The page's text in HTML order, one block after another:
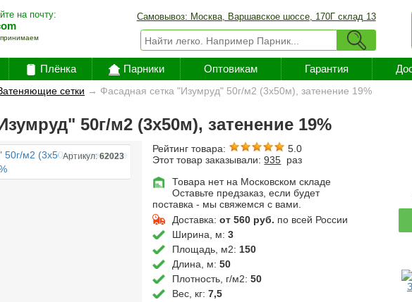
на почту: Самовывоз: Москва, Варшавское шоссе, 170Г склад 13
Плёнка Парники Оптовикам Гарантия
сетки → Фасадная сетка "Изумруд" 50г/м2 (3х50м), затенение 19%
50г/м2 (3х50м), затенение 19%
Артикул:62023
Рейтинг товара:
5.0
Этот товар заказывали:935 раз
Товара нет на Московском складе
Оставьте предзаказ, если будет
поставка - мы свяжемся с вами.
Доставка:от 560 руб. по всей России
Ширина, м:3
Площадь, м2: 150
Длина, м:50
Плотность, г/м2:50
Вес, кг:7,5